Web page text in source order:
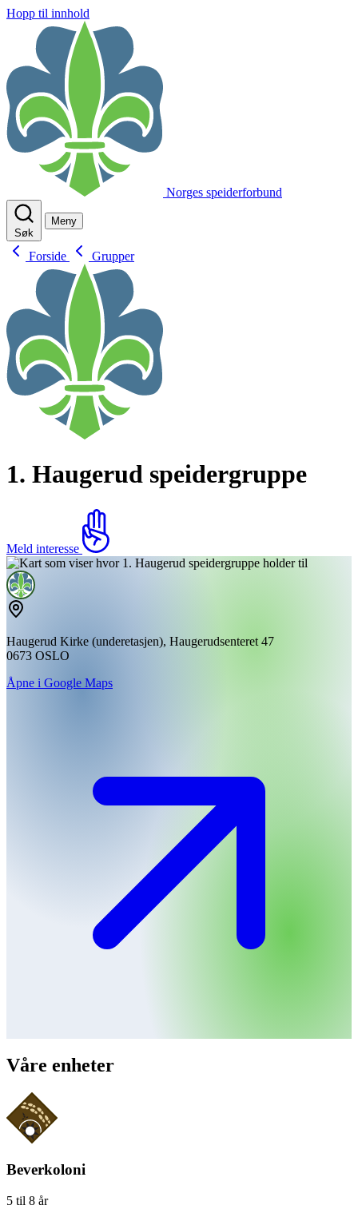
Hopp til innhold
Norges speiderforbund
Søk
Meny
Forside Grupper
1. Haugerud speidergruppe
Meld interesse
Haugerud Kirke (underetasjen), Haugerudsenteret 47
0673 OSLO
Åpne i Google Maps
Våre enheter
Beverkoloni
5 til 8 år